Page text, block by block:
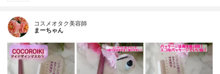
コスメオタク美容師
まーちゃん